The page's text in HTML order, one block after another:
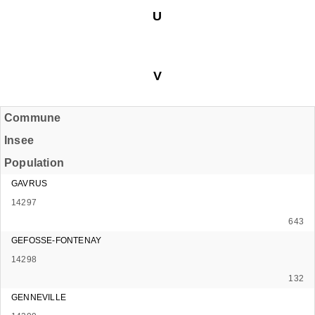
U
V
Commune
Insee
Population
GAVRUS
14297
643
GEFOSSE-FONTENAY
14298
132
GENNEVILLE